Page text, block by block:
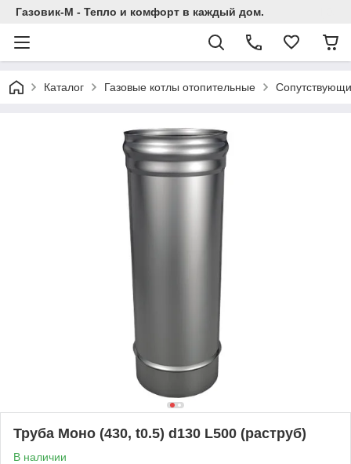
Газовик-М - Тепло и комфорт в каждый дом.
Каталог Газовые котлы отопительные
Труба Моно (430, t0.5) d130 L500 (раструб)
В наличии